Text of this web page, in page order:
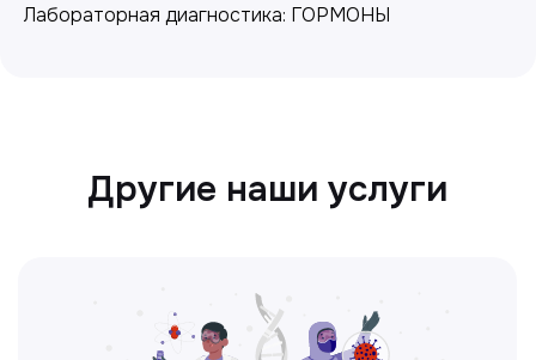
Лабораторная диагностика: ГОРМОНЫ
Ультразвуковая диагностика